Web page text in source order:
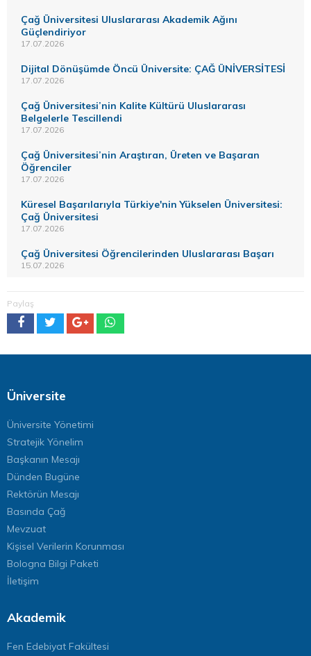
Çağ Üniversitesi Uluslararası Akademik Ağını
Güçlendiriyor
17.07.2026
Dijital Dönüşümde Öncü Üniversite: ÇAĞ ÜNİVERSİTESİ
17.07.2026
Çağ Üniversitesi’nin Kalite Kültürü Uluslararası
Belgelerle Tescillendi
17.07.2026
Çağ Üniversitesi’nin Araştıran, Üreten ve Başaran
Öğrenciler
17.07.2026
Küresel Başarılarıyla Türkiye'nin Yükselen Üniversitesi:
Çağ Üniversitesi
17.07.2026
Çağ Üniversitesi Öğrencilerinden Uluslararası Başarı
15.07.2026
Paylaş
Üniversite
Üniversite Yönetimi
Stratejik Yönelim
Başkanın Mesajı
Dünden Bugüne
Rektörün Mesajı
Basında Çağ
Mevzuat
Kişisel Verilerin Korunması
Bologna Bilgi Paketi
İletişim
Akademik
Fen Edebiyat Fakültesi